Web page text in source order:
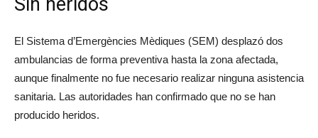
El Sistema d’Emergències Mèdiques (SEM) desplazó dos
ambulancias de forma preventiva hasta la zona afectada,
aunque finalmente no fue necesario realizar ninguna asistencia
sanitaria. Las autoridades han confirmado que no se han
producido heridos.